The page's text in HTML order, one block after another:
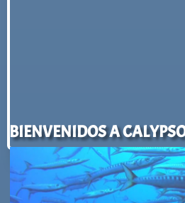
BIENVENIDOS A